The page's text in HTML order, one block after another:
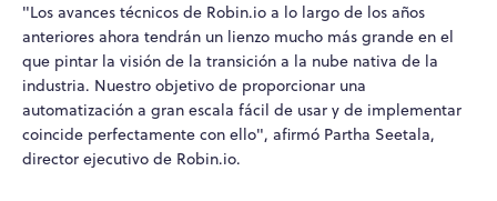
"Los avances técnicos de Robin.io a lo largo de los años
anteriores ahora tendrán un lienzo mucho más grande en el
que pintar la visión de la transición a la nube nativa de la
industria. Nuestro objetivo de proporcionar una
automatización a gran escala fácil de usar y de implementar
coincide perfectamente con ello", afirmó Partha Seetala,
director ejecutivo de Robin.io.